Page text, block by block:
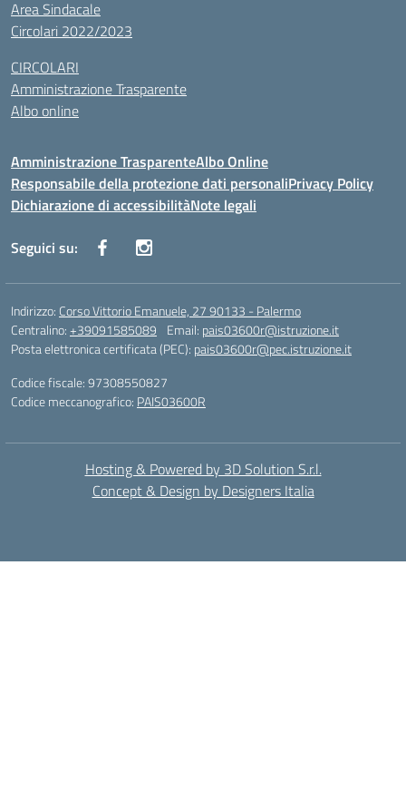
Area Sindacale
Circolari 2022/2023
CIRCOLARI
Amministrazione Trasparente
Albo online
Amministrazione TrasparenteAlbo Online
Responsabile della protezione dati personaliPrivacy Policy
Dichiarazione di accessibilitàNote legali
Seguici su:
Indirizzo: Corso Vittorio Emanuele, 27 90133 - Palermo
Centralino:+39091585089 Email: pais03600r@istruzione.it
Posta elettronica certificata (PEC): pais03600r@pec.istruzione.it
Codice fiscale: 97308550827
Codice meccanografico: PAIS03600R
Hosting & Powered by 3D Solution S.r.l.
Concept & Design by Designers Italia